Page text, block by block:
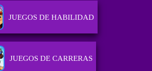
JUEGOS DE HABILIDAD
JUEGOS DE CARRERAS